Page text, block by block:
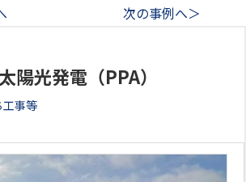
次の事例へ＞
陽光発電（PPA）
工事等